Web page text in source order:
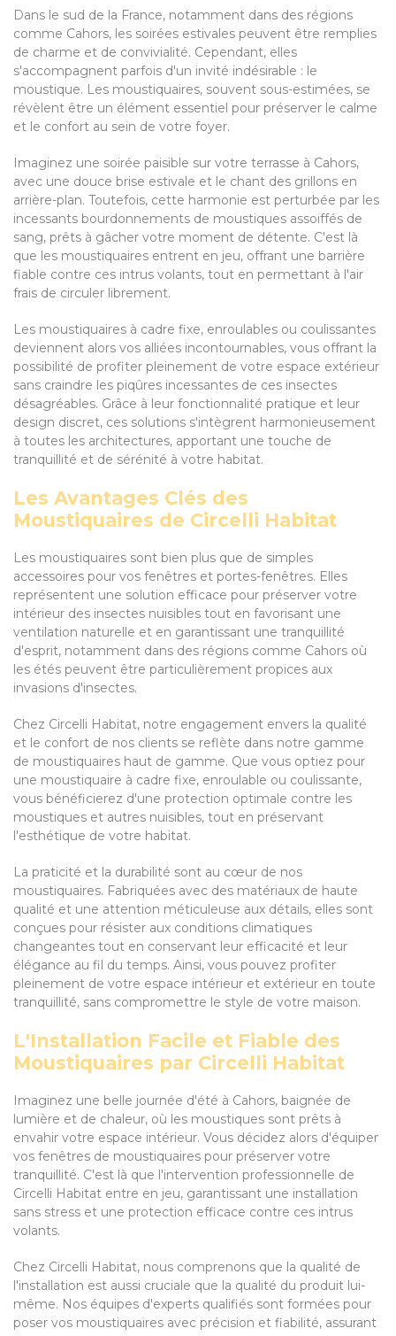
Dans le sud de la France, notamment dans des régions
comme Cahors, les soirées estivales peuvent être remplies
de charme et de convivialité. Cependant, elles
s'accompagnent parfois d'un invité indésirable : le
moustique. Les moustiquaires, souvent sous-estimées, se
révèlent être un élément essentiel pour préserver le calme
et le confort au sein de votre foyer.
Imaginez une soirée paisible sur votre terrasse à Cahors,
avec une douce brise estivale et le chant des grillons en
arrière-plan. Toutefois, cette harmonie est perturbée par les
incessants bourdonnements de moustiques assoiffés de
sang, prêts à gâcher votre moment de détente. C'est là
que les moustiquaires entrent en jeu, offrant une barrière
fiable contre ces intrus volants, tout en permettant à l'air
frais de circuler librement.
Les moustiquaires à cadre fixe, enroulables ou coulissantes
deviennent alors vos alliées incontournables, vous offrant la
possibilité de profiter pleinement de votre espace extérieur
sans craindre les piqûres incessantes de ces insectes
désagréables. Grâce à leur fonctionnalité pratique et leur
design discret, ces solutions s'intègrent harmonieusement
à toutes les architectures, apportant une touche de
tranquillité et de sérénité à votre habitat.
Les Avantages Clés des
Moustiquaires de Circelli Habitat
Les moustiquaires sont bien plus que de simples
accessoires pour vos fenêtres et portes-fenêtres. Elles
représentent une solution efficace pour préserver votre
intérieur des insectes nuisibles tout en favorisant une
ventilation naturelle et en garantissant une tranquillité
d'esprit, notamment dans des régions comme Cahors où
les étés peuvent être particulièrement propices aux
invasions d'insectes.
Chez Circelli Habitat, notre engagement envers la qualité
et le confort de nos clients se reflète dans notre gamme
de moustiquaires haut de gamme. Que vous optiez pour
une moustiquaire à cadre fixe, enroulable ou coulissante,
vous bénéficierez d'une protection optimale contre les
moustiques et autres nuisibles, tout en préservant
l'esthétique de votre habitat.
La praticité et la durabilité sont au cœur de nos
moustiquaires. Fabriquées avec des matériaux de haute
qualité et une attention méticuleuse aux détails, elles sont
conçues pour résister aux conditions climatiques
changeantes tout en conservant leur efficacité et leur
élégance au fil du temps. Ainsi, vous pouvez profiter
pleinement de votre espace intérieur et extérieur en toute
tranquillité, sans compromettre le style de votre maison.
L'Installation Facile et Fiable des
Moustiquaires par Circelli Habitat
Imaginez une belle journée d'été à Cahors, baignée de
lumière et de chaleur, où les moustiques sont prêts à
envahir votre espace intérieur. Vous décidez alors d'équiper
vos fenêtres de moustiquaires pour préserver votre
tranquillité. C'est là que l'intervention professionnelle de
Circelli Habitat entre en jeu, garantissant une installation
sans stress et une protection efficace contre ces intrus
volants.
Chez Circelli Habitat, nous comprenons que la qualité de
l'installation est aussi cruciale que la qualité du produit lui-
même. Nos équipes d'experts qualifiés sont formées pour
poser vos moustiquaires avec précision et fiabilité, assurant